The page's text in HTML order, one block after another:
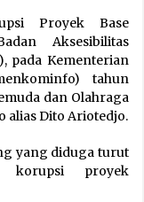
Proyek Base
Aksesibilitas
pada Kementerian
tahun
dan Olahraga
alias Dito Ariotedjo.
yang diduga turut
korupsi proyek